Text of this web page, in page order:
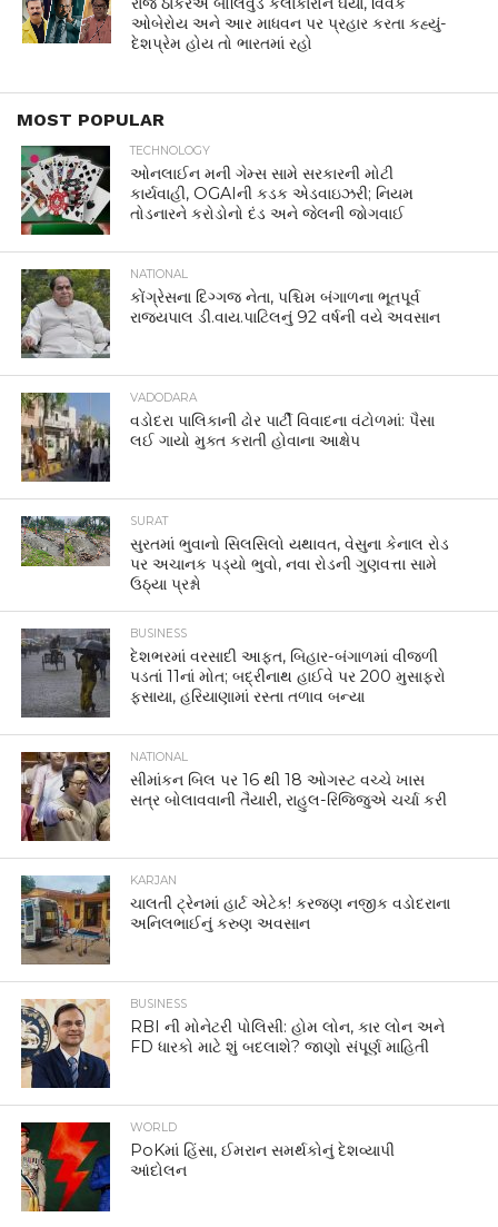
ઓબેરોય અને આર માધવન પર પ્રહાર કરતા કહ્યું-
દેશપ્રેમ હોય તો ભારતમાં રહો
MOST POPULAR
TECHNOLOGY
ઓનલાઈન મની ગેમ્સ સામે સરકારની મોટી
કાર્યવાહી, OGAIની કડક એડવાઇઝરી; નિયમ
તોડનારને કરોડોનો દંડ અને જેલની જોગવાઈ
NATIONAL
કોંગ્રેસના દિગ્ગજ નેતા, પશ્ચિમ બંગાળના ભૂતપૂર્વ
રાજ્યપાલ ડી.વાય.પાટિલનું 92 વર્ષની વયે અવસાન
VADODARA
વડોદરા પાલિકાની ઢોર પાર્ટી વિવાદના વંટોળમાં: પૈસા
લઈ ગાયો મુક્ત કરાતી હોવાના આક્ષેપ
SURAT
સુરતમાં ભુવાનો સિલસિલો યથાવત, વેસુના કેનાલ રોડ
પર અચાનક પડ્યો ભુવો, નવા રોડની ગુણવત્તા સામે
ઉઠ્યા પ્રશ્નો
BUSINESS
દેશભરમાં વરસાદી આફત, બિહાર-બંગાળમાં વીજળી
પડતાં 11નાં મોત; બદ્રીનાથ હાઈવે પર 200 મુસાફરો
ફસાયા, હરિયાણામાં રસ્તા તળાવ બન્યા
NATIONAL
સીમાંકન બિલ પર 16 થી 18 ઓગસ્ટ વચ્ચે ખાસ
સત્ર બોલાવવાની તૈયારી, રાહુલ-રિજિજુએ ચર્ચા કરી
KARJAN
ચાલતી ટ્રેનમાં હાર્ટ એટેક! કરજણ નજીક વડોદરાના
અનિલભાઈનું કરુણ અવસાન
BUSINESS
RBI ની મોનેટરી પોલિસી: હોમ લોન, કાર લોન અને
FD ધારકો માટે શું બદલાશે? જાણો સંપૂર્ણ માહિતી
WORLD
PoKમાં હિંસા, ઈમરાન સમર્થકોનું દેશવ્યાપી
આંદોલન